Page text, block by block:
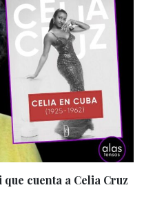
cuenta a Celia Cruz